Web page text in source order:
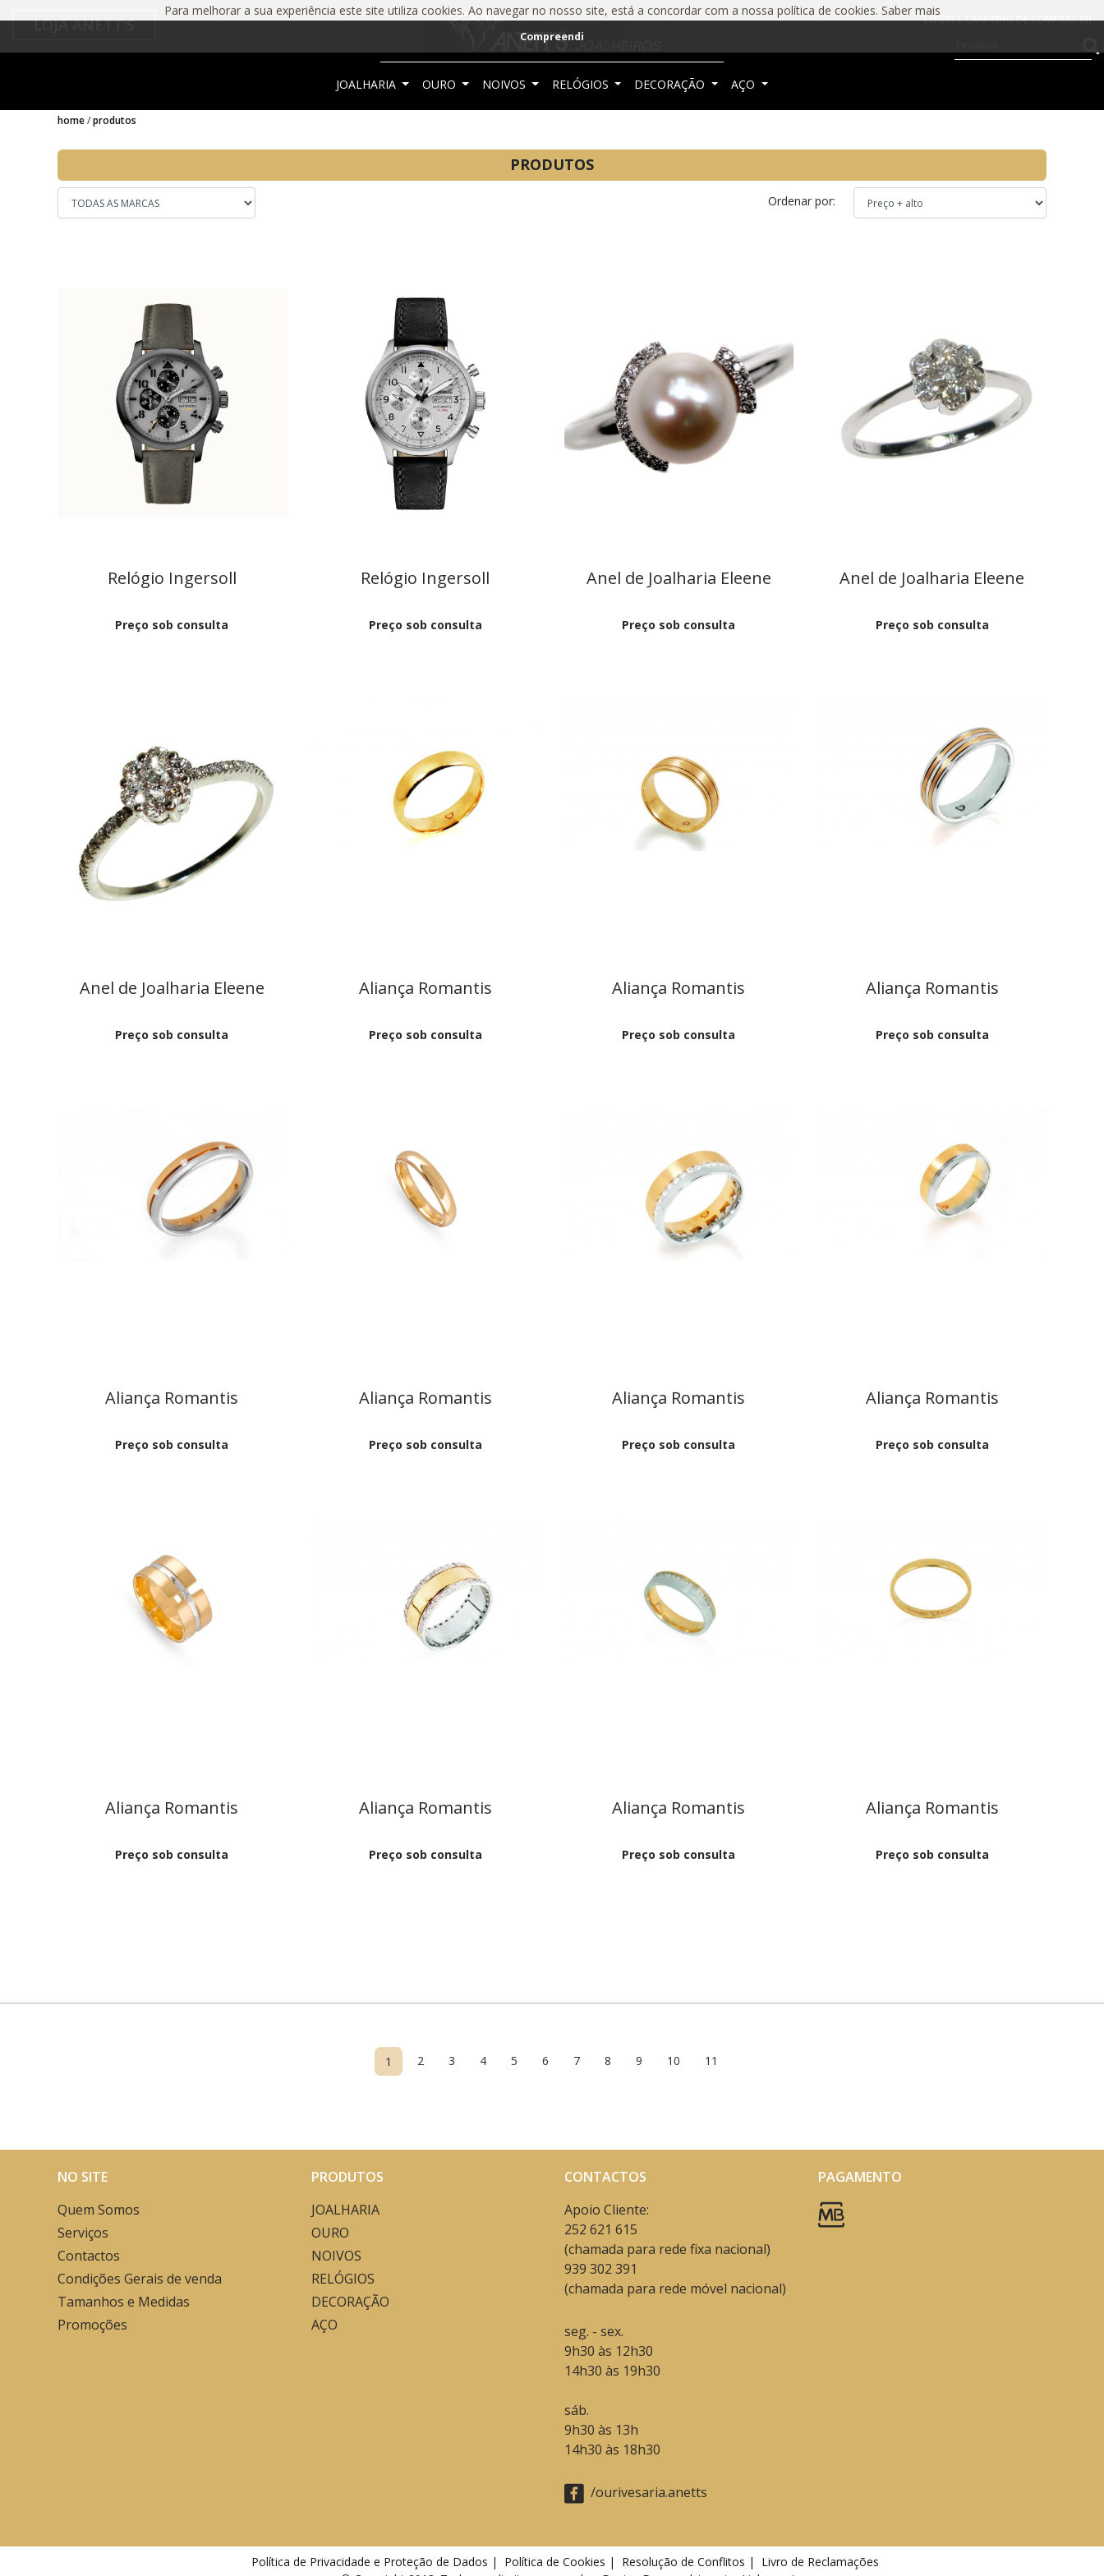
Para melhorar a sua experiência este site utiliza cookies. Ao navegar no nosso site, está a concordar com a nossa política de cookies. Saber mais
Compreendi
LOJA ANETT'S LOGIN |CARRINHO DE COMPRAS (0)
JOALHARIA OURO NOIVOS RELÓGIOS DECORAÇÃO AÇO
home produtos
PRODUTOS
Ordenar por:
Relógio Ingersoll
Preço sob consulta
Relógio Ingersoll
Preço sob consulta
Anel de Joalharia Eleene
Preço sob consulta
Anel de Joalharia Eleene
Preço sob consulta
Anel de Joalharia Eleene
Preço sob consulta
Aliança Romantis
Preço sob consulta
Aliança Romantis
Preço sob consulta
Aliança Romantis
Preço sob consulta
Aliança Romantis
Preço sob consulta
Aliança Romantis
Preço sob consulta
Aliança Romantis
Preço sob consulta
Aliança Romantis
Preço sob consulta
Aliança Romantis
Preço sob consulta
Aliança Romantis
Preço sob consulta
Aliança Romantis
Preço sob consulta
Aliança Romantis
Preço sob consulta
1 2 3 4 5 6 7 8 9 10 11
NO SITE
Quem Somos
Serviços
Contactos
Condições Gerais de venda
Tamanhos e Medidas
Promoções
PRODUTOS
JOALHARIA
OURO
NOIVOS
RELÓGIOS
DECORAÇÃO
AÇO
CONTACTOS
Apoio Cliente:
252 621 615
(chamada para rede fixa nacional)
939 302 391
(chamada para rede móvel nacional)
seg. - sex.
9h30 às 12h30
14h30 às 19h30
sáb.
9h30 às 13h
14h30 às 18h30
/ourivesaria.anetts
PAGAMENTO
Política de Privacidade e Proteção de Dados | Política de Cookies | Resolução de Conflitos |
Livro de Reclamações